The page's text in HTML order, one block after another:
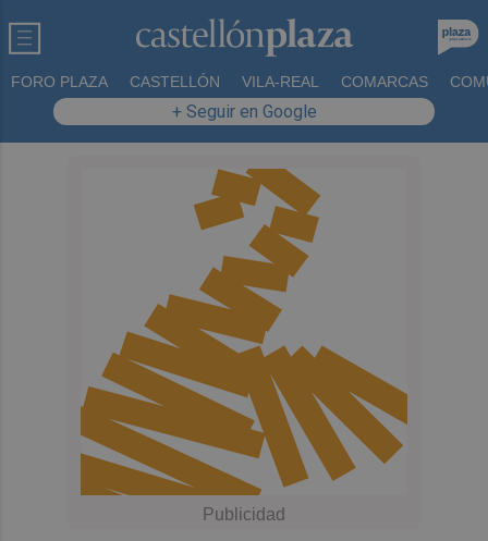
FORO PLAZA CASTELLÓN VILA-REAL COMARCAS
+ Seguir en Google